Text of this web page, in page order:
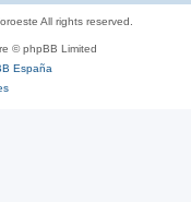
All rights reserved.
© phpBB Limited
España